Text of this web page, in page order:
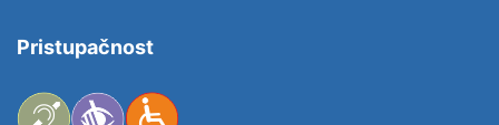
Pristupačnost